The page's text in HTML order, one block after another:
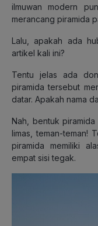
ilmuwan modern
merancang piramida
Lalu, apakah ada
artikel kali ini?
Tentu jelas ada
piramida tersebut
datar. Apakah nama
Nah, bentuk
limas, teman-teman!
piramida memiliki
empat sisi tegak.